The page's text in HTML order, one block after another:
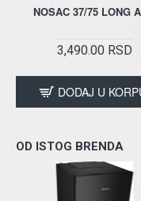
NOSAC 37/75 LONG
3,490.00 RSD
DODAJ U
OD ISTOG BRENDA